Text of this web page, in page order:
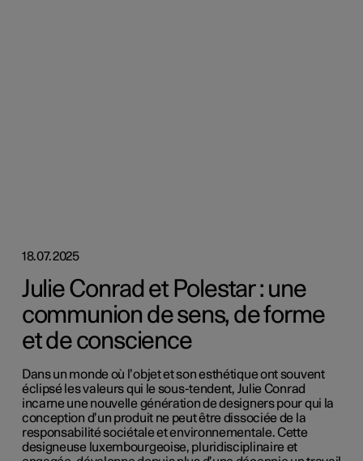
18.07.2025
Julie Conrad et Polestar : une
communion de sens, de forme
et de conscience
Dans un monde où l’objet et son esthétique ont souvent
éclipsé les valeurs qui le sous-tendent, Julie Conrad
incarne une nouvelle génération de designers pour qui la
conception d’un produit ne peut être dissociée de la
responsabilité sociétale et environnementale. Cette
designeuse luxembourgeoise, pluridisciplinaire et